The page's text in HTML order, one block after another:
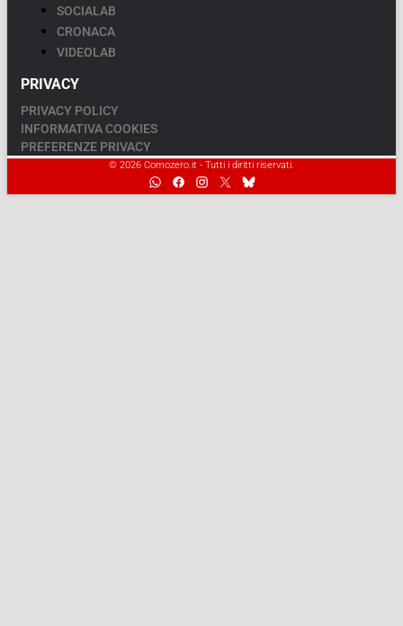
SOCIALAB
CRONACA
VIDEOLAB
PRIVACY
PRIVACY POLICY
INFORMATIVA COOKIES
PREFERENZE PRIVACY
© 2026 Comozero.it - Tutti i diritti riservati.